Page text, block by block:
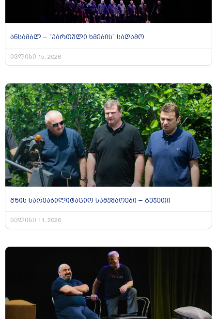
ანსამბლ – “ქართული ხმების” საღამო
ივლისი 15, 2026
გზის სარეაბილიტაციო სამუშაოები – გეჯეთი
ივლისი 11, 2026